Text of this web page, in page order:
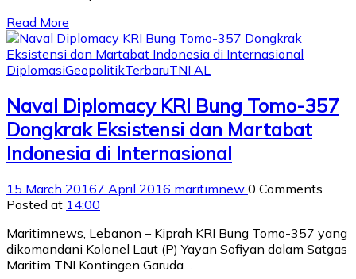
Read More
DiplomasiGeopolitikTerbaruTNI AL
Naval Diplomacy KRI Bung Tomo-357
Dongkrak Eksistensi dan Martabat
Indonesia di Internasional
15 March 20167 April 2016 maritimnew 0 Comments
Posted at 14:00
Maritimnews, Lebanon – Kiprah KRI Bung Tomo-357 yang
dikomandani Kolonel Laut (P) Yayan Sofiyan dalam Satgas
Maritim TNI Kontingen Garuda…